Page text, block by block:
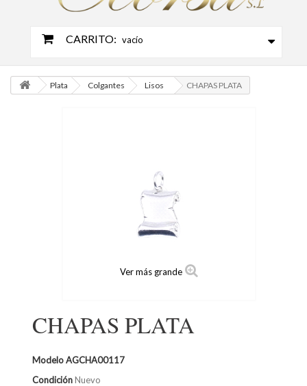
CARRITO: vacío
Plata Colgantes Lisos CHAPAS PLATA
Ver más grande
CHAPAS PLATA
ModeloAGCHA00117
CondiciónNuevo